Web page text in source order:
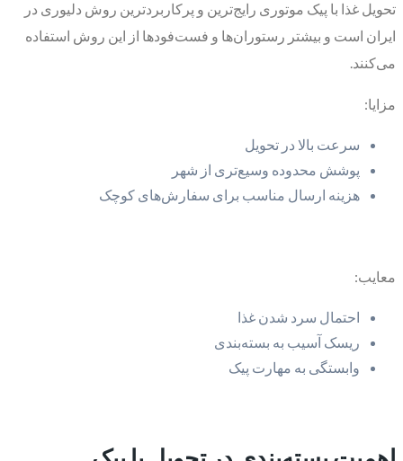
تحویل غذا با پیک موتوری رایج‌ترین و پرکاربردترین روش دلیوری در
ایران است و بیشتر رستوران‌ها و فست‌فودها از این روش استفاده
می‌کنند.
مزایا:
سرعت بالا در تحویل
پوشش محدوده وسیع‌تری از شهر
هزینه ارسال مناسب برای سفارش‌های کوچک
معایب:
احتمال سرد شدن غذا
ریسک آسیب به بسته‌بندی
وابستگی به مهارت پیک